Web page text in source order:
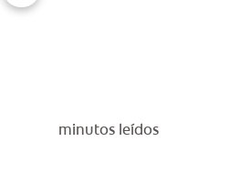
minutos leídos